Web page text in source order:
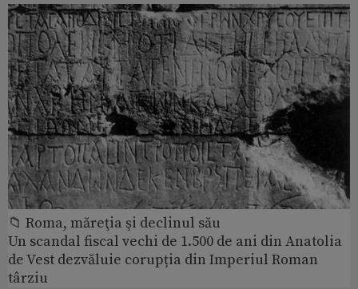
📁 Roma, măreţia şi declinul său
Un scandal fiscal vechi de 1.500 de ani din Anatolia
de Vest dezvăluie corupția din Imperiul Roman
târziu